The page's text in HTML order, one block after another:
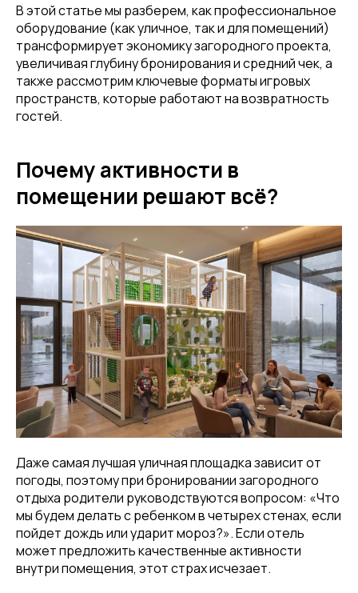
В этой статье мы разберем, как профессиональное
оборудование (как уличное, так и для помещений)
трансформирует экономику загородного проекта,
увеличивая глубину бронирования и средний чек, а
также рассмотрим ключевые форматы игровых
пространств, которые работают на возвратность
гостей.
Почему активности в
помещении решают всё?
Даже самая лучшая уличная площадка зависит от
погоды, поэтому при бронировании загородного
отдыха родители руководствуются вопросом: «Что
мы будем делать с ребенком в четырех стенах, если
пойдет дождь или ударит мороз?». Если отель
может предложить качественные активности
внутри помещения, этот страх исчезает.